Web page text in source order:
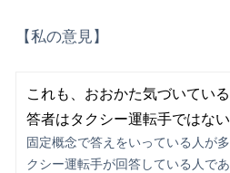
【私の意見】
これも、おおかた気づいてい
答者はタクシー運転手ではない
固定概念で答えをいっている人が
クシー運転手が回答している人で